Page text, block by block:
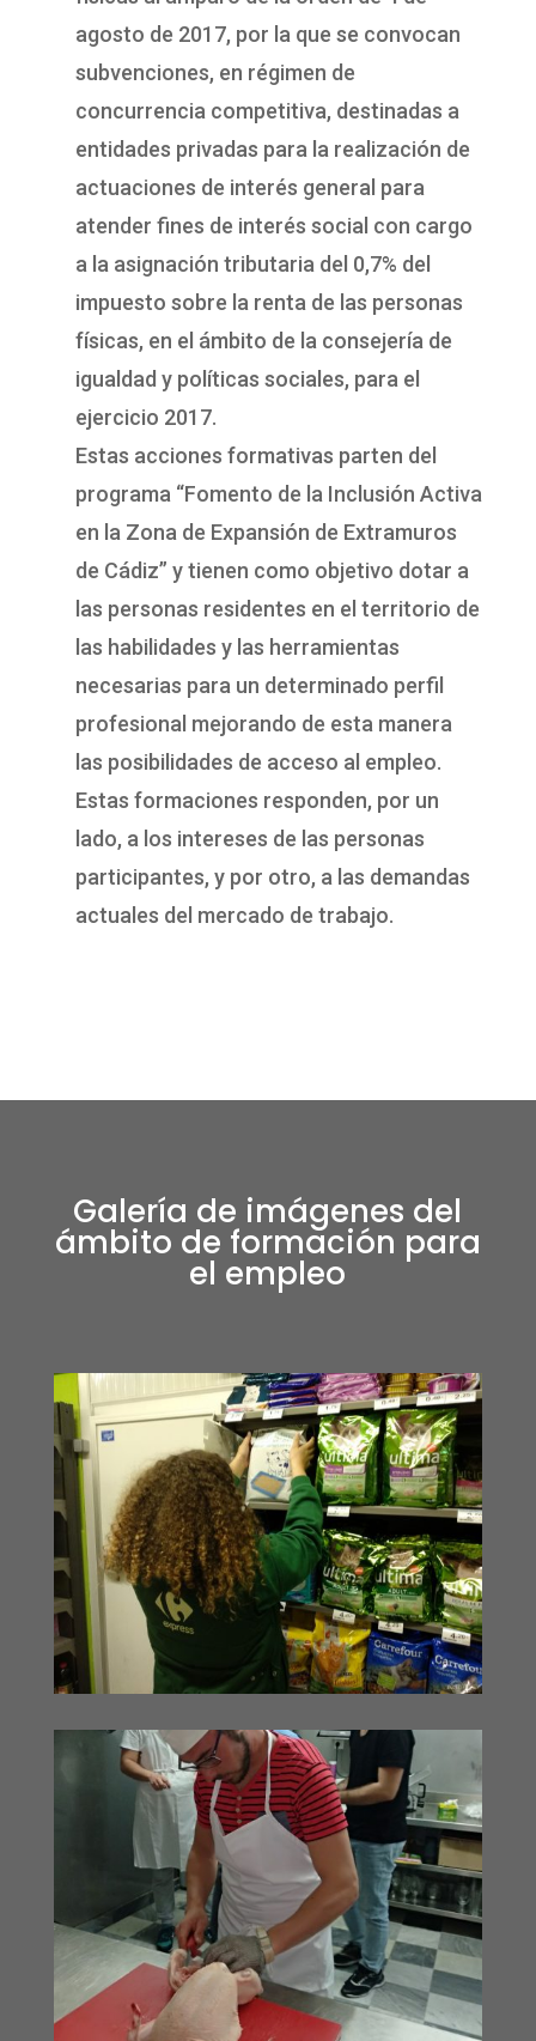
agosto de 2017, por la que se convocan
subvenciones, en régimen de
concurrencia competitiva, destinadas a
entidades privadas para la realización de
actuaciones de interés general para
atender fines de interés social con cargo
a la asignación tributaria del 0,7% del
impuesto sobre la renta de las personas
físicas, en el ámbito de la consejería de
igualdad y políticas sociales, para el
ejercicio 2017.
Estas acciones formativas parten del
programa “Fomento de la Inclusión Activa
en la Zona de Expansión de Extramuros
de Cádiz” y tienen como objetivo dotar a
las personas residentes en el territorio de
las habilidades y las herramientas
necesarias para un determinado perfil
profesional mejorando de esta manera
las posibilidades de acceso al empleo.
Estas formaciones responden, por un
lado, a los intereses de las personas
participantes, y por otro, a las demandas
actuales del mercado de trabajo.
Galería de imágenes del
ámbito de formación para
el empleo